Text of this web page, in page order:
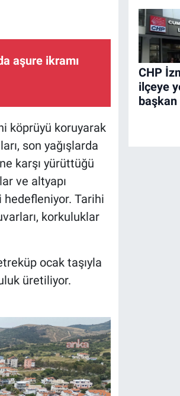
aşure ikramı
köprüyü koruyarak
son yağışlarda
karşı yürüttüğü
ve altyapı
Tarihi
korkuluklar
ocak taşıyla
üretiliyor.
CHP
ilçeye
başkan